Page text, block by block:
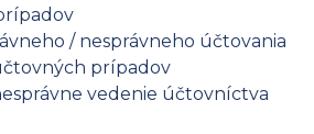
/ nesprávneho účtovania
prípadov
vedenie účtovníctva